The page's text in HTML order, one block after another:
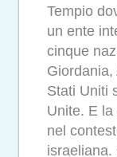
Tempio
un ente
cinque
Stati Uniti
Unite. E
nel
israeliana.